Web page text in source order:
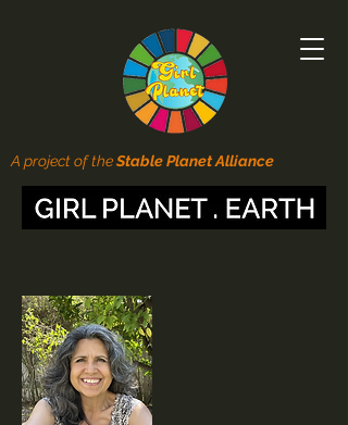
A project of theStable Planet Alliance